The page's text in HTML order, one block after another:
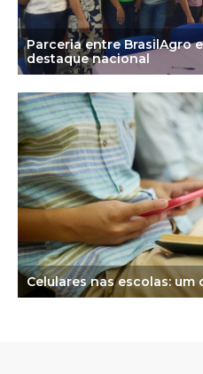
Parceria entre BrasilAgro
destaque nacional
Celulares nas escolas: